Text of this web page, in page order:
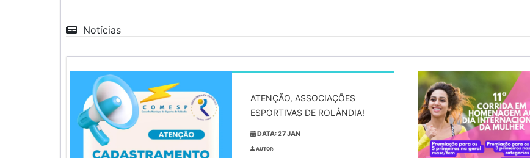
Notícias
ATENÇÃO, ASSOCIAÇÕES
ESPORTIVAS DE ROLÂNDIA!
DATA: 27 JAN
AUTOR: